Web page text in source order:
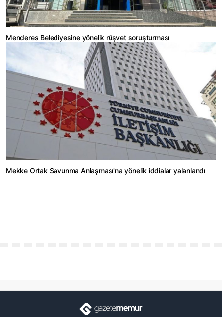
Menderes Belediyesine yönelik rüşvet soruşturması
Mekke Ortak Savunma Anlaşması'na yönelik iddialar yalanlandı